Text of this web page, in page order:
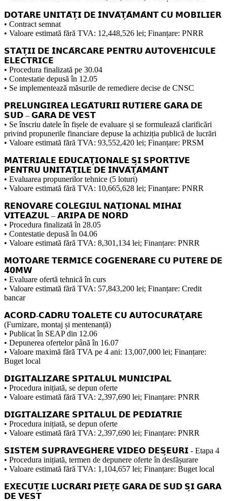
𝗗𝗢𝗧𝗔𝗥𝗘 𝗨𝗡𝗜𝗧𝗔̆𝗧̗𝗜 𝗗𝗘 𝗜̂𝗡𝗩𝗔̆𝗧̗𝗔̆𝗠𝗔̂𝗡𝗧 𝗖𝗨 𝗠𝗢𝗕𝗜𝗟𝗜𝗘𝗥
• Contract semnat
• Valoare estimată fără TVA: 12,448,526 lei; Finanțare: PNRR
𝗦𝗧𝗔𝗧̗𝗜𝗜 𝗗𝗘 𝗜̂𝗡𝗖𝗔̆𝗥𝗖𝗔𝗥𝗘 𝗣𝗘𝗡𝗧𝗥𝗨 𝗔𝗨𝗧𝗢𝗩𝗘𝗛𝗜𝗖𝗨𝗟𝗘
𝗘𝗟𝗘𝗖𝗧𝗥𝗜𝗖𝗘
• Procedura finalizată pe 30.04
• Contestatie depusă în 12.05
• Se implementează măsurile de remediere decise de CNSC
𝗣𝗥𝗘𝗟𝗨𝗡𝗚𝗜𝗥𝗘𝗔 𝗟𝗘𝗚𝗔̆𝗧𝗨𝗥𝗜𝗜 𝗥𝗨𝗧𝗜𝗘𝗥𝗘 𝗚𝗔𝗥𝗔 𝗗𝗘
𝗦𝗨𝗗 – 𝗚𝗔𝗥𝗔 𝗗𝗘 𝗩𝗘𝗦𝗧
• Se înscriu datele în fișele de evaluare și se formulează clarificări
privind propunerile financiare depuse la achiziția publică de lucrări
• Valoare estimată fără TVA: 93,552,420 lei; Finanțare: PRSM
𝗠𝗔𝗧𝗘𝗥𝗜𝗔𝗟𝗘 𝗘𝗗𝗨𝗖𝗔𝗧̗𝗜𝗢𝗡𝗔𝗟𝗘 𝗦̗𝗜 𝗦𝗣𝗢𝗥𝗧𝗜𝗩𝗘
𝗣𝗘𝗡𝗧𝗥𝗨 𝗨𝗡𝗜𝗧𝗔̆𝗧̗𝗜𝗟𝗘 𝗗𝗘 𝗜̂𝗡𝗩𝗔̆𝗧̗𝗔̆𝗠𝗔̂𝗡𝗧
• Evaluarea propunerilor tehnice (5 loturi)
• Valoare estimată fără TVA: 10,665,628 lei; Finanțare: PNRR
𝗥𝗘𝗡𝗢𝗩𝗔𝗥𝗘 𝗖𝗢𝗟𝗘𝗚𝗜𝗨𝗟 𝗡𝗔𝗧̗𝗜𝗢𝗡𝗔𝗟 𝗠𝗜𝗛𝗔𝗜
𝗩𝗜𝗧𝗘𝗔𝗭𝗨𝗟 – 𝗔𝗥𝗜𝗣𝗔 𝗗𝗘 𝗡𝗢𝗥𝗗
• Procedura finalizată în 28.05
• Contestatie depusă în 04.06
• Valoare estimată fără TVA: 8,301,134 lei; Finanțare: PNRR
𝗠𝗢𝗧𝗢𝗔𝗥𝗘 𝗧𝗘𝗥𝗠𝗜𝗖𝗘 𝗖𝗢𝗚𝗘𝗡𝗘𝗥𝗔𝗥𝗘 𝗖𝗨 𝗣𝗨𝗧𝗘𝗥𝗘 𝗗𝗘
𝟰𝟬𝗠𝗪
• Evaluare ofertă tehnică în curs
• Valoare estimată fără TVA: 57,843,200 lei; Finanțare: Credit
bancar
𝗔𝗖𝗢𝗥𝗗-𝗖𝗔𝗗𝗥𝗨 𝗧𝗢𝗔𝗟𝗘𝗧𝗘 𝗖𝗨 𝗔𝗨𝗧𝗢𝗖𝗨𝗥𝗔̆𝗧̗𝗔𝗥𝗘
(Furnizare, montaj și mentenanță)
• Publicat în SEAP din 12.06
• Depunerea ofertelor până în 16.07
• Valoare maximă fără TVA pe 4 ani: 13,007,000 lei; Finanțare:
Buget local
𝗗𝗜𝗚𝗜𝗧𝗔𝗟𝗜𝗭𝗔𝗥𝗘 𝗦𝗣𝗜𝗧𝗔𝗟𝗨𝗟 𝗠𝗨𝗡𝗜𝗖𝗜𝗣𝗔𝗟
• Procedura inițiată, se depun oferte
• Valoare estimată fără TVA: 2,397,690 lei; Finanțare: PNRR
𝗗𝗜𝗚𝗜𝗧𝗔𝗟𝗜𝗭𝗔𝗥𝗘 𝗦𝗣𝗜𝗧𝗔𝗟𝗨𝗟 𝗗𝗘 𝗣𝗘𝗗𝗜𝗔𝗧𝗥𝗜𝗘
• Procedura inițiată, se depun oferte
• Valoare estimată fără TVA: 2,397,690 lei; Finanțare: PNRR
𝗦𝗜𝗦𝗧𝗘𝗠 𝗦𝗨𝗣𝗥𝗔𝗩𝗘𝗚𝗛𝗘𝗥𝗘 𝗩𝗜𝗗𝗘𝗢 𝗗𝗘𝗦̗𝗘𝗨𝗥𝗜 - Etapa 4
• Procedura inițiată, termen de depunere oferte în desfășurare
• Valoare estimată fără TVA: 1,104,657 lei; Finanțare: Buget local
𝗘𝗫𝗘𝗖𝗨𝗧̗𝗜𝗘 𝗟𝗨𝗖𝗥𝗔̆𝗥𝗜 𝗣𝗜𝗘𝗧̗𝗘 𝗚𝗔𝗥𝗔 𝗗𝗘 𝗦𝗨𝗗 𝗦̗𝗜 𝗚𝗔𝗥𝗔
𝗗𝗘 𝗩𝗘𝗦𝗧